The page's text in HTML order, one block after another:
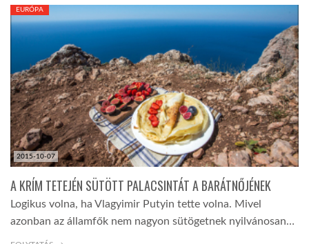
TROPICALMAGAZIN
GLOBOTV
AFRIKA TUDÁSTÁR
A NAP SZÉPE
LINKTR.EE
2015-10-07
EURÓPA
A KRÍM TETEJÉN SÜTÖTT PALACSINTÁT A BARÁTNŐJÉNEK
Logikus volna, ha Vlagyimir Putyin tette volna. Mivel
azonban az államfők nem nagyon sütögetnek nyilvánosan…